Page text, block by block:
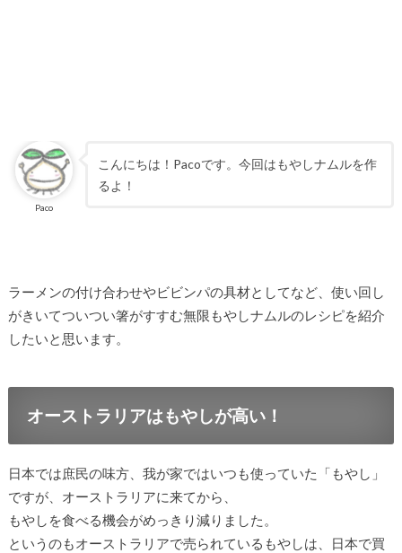
Paco
こんにちは！Pacoです。今回はもやしナムルを作
るよ！
ラーメンの付け合わせやビビンパの具材としてなど、使い回し
がきいてついつい箸がすすむ無限もやしナムルのレシピを紹介
したいと思います。
オーストラリアはもやしが高い！
日本では庶民の味方、我が家ではいつも使っていた「もやし」
ですが、オーストラリアに来てから、
もやしを食べる機会がめっきり減りました。
というのもオーストラリアで売られているもやしは、日本で買